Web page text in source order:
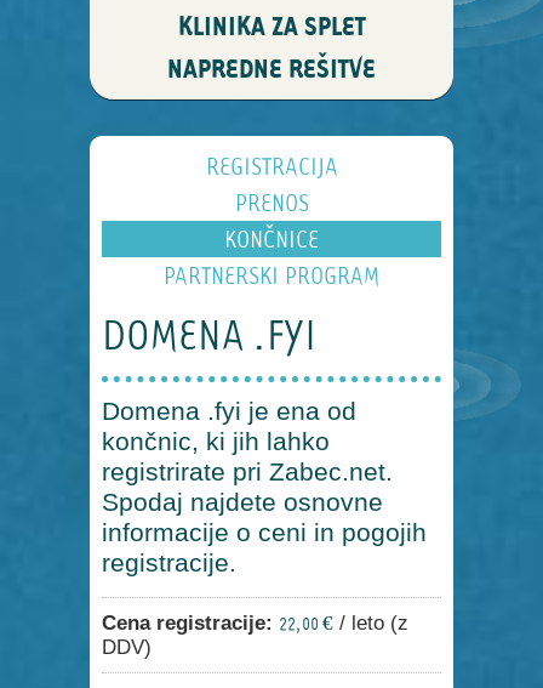
KLINIKA ZA SPLET
NAPREDNE REŠITVE
REGISTRACIJA
PRENOS
KONČNICE
PARTNERSKI PROGRAM
DOMENA .FYI
Domena .fyi je ena od
končnic, ki jih lahko
registrirate pri Zabec.net.
Spodaj najdete osnovne
informacije o ceni in pogojih
registracije.
Cena registracije: 22,00 € / leto (z
DDV)